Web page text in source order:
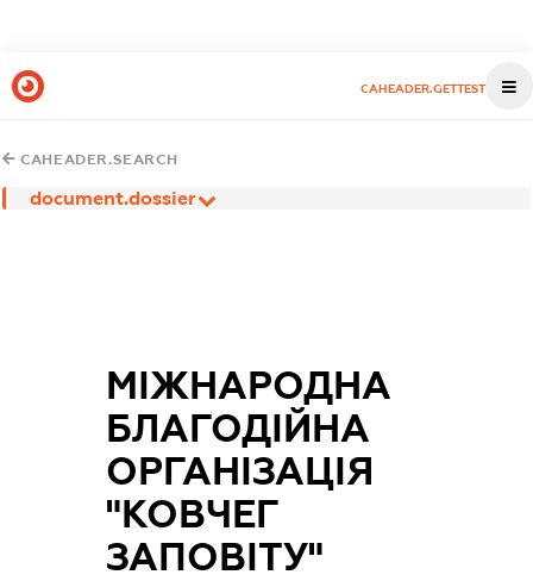
CAHEADER.GETTEST
CAHEADER.SEARCH
document.dossier
МІЖНАРОДНА
БЛАГОДІЙНА
ОРГАНІЗАЦІЯ
"КОВЧЕГ
ЗАПОВІТУ"